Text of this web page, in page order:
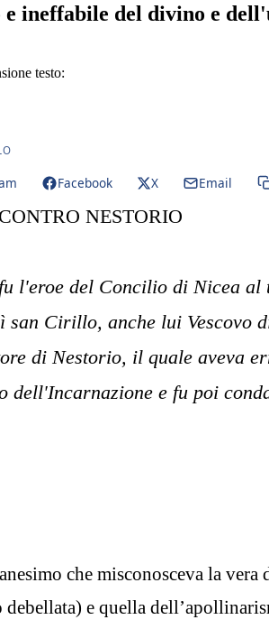
ineffabile del divino e
testo:
Facebook X Email
NESTORIO
l'eroe del Concilio di Nicea al
san Cirillo, anche lui Vescovo
di Nestorio, il quale aveva
dell'Incarnazione e fu poi
che misconosceva la
e quella